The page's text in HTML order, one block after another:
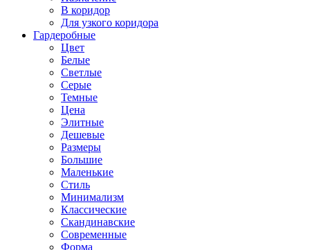
В коридор
Для узкого коридора
Гардеробные
Цвет
Белые
Светлые
Серые
Темные
Цена
Элитные
Дешевые
Размеры
Большие
Маленькие
Стиль
Минимализм
Классические
Скандинавские
Современные
Форма